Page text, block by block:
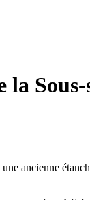
ancienne